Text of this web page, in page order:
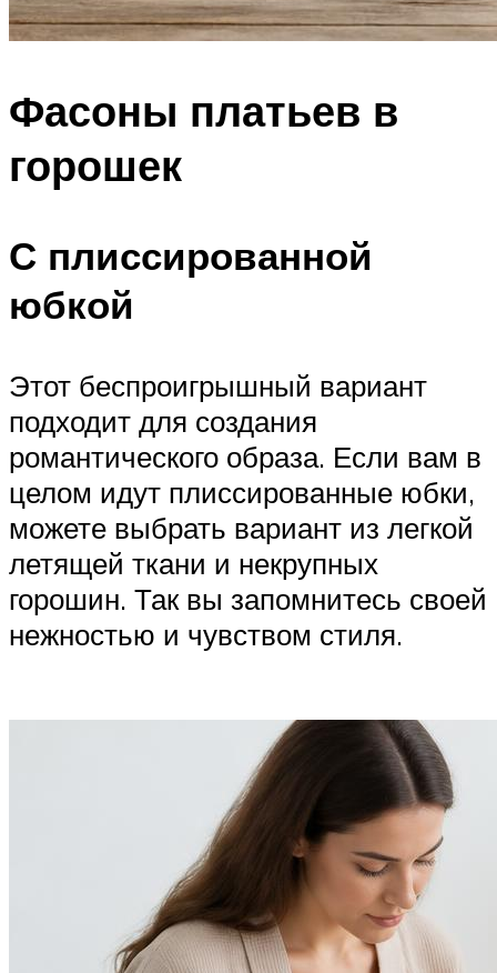
Фасоны платьев в
горошек
С плиссированной
юбкой
Этот беспроигрышный вариант
подходит для создания
романтического образа. Если вам в
целом идут плиссированные юбки,
можете выбрать вариант из легкой
летящей ткани и некрупных
горошин. Так вы запомнитесь своей
нежностью и чувством стиля.